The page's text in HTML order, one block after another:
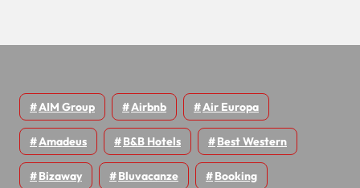
AIM Group Airbnb Air Europa
Amadeus B&B Hotels Best Western
Bizaway Bluvacanze Booking